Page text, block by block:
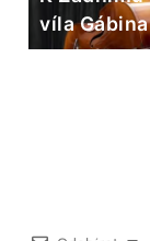
víla